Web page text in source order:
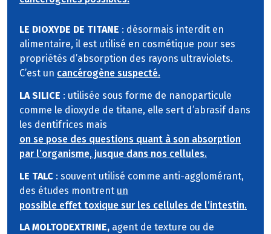
LE DIOXYDE DE TITANE : désormais interdit en
alimentaire, il est utilisé en cosmétique pour ses
propriétés d’absorption des rayons ultraviolets.
C’est un cancérogène suspecté.
LA SILICE : utilisée sous forme de nanoparticule
comme le dioxyde de titane, elle sert d’abrasif dans
les dentifrices mais
on se pose des questions quant à son absorption
par l’organisme, jusque dans nos cellules.
LE TALC : souvent utilisé comme anti-agglomérant,
des études montrent un
possible effet toxique sur les cellules de l’intestin.
LA MOLTODEXTRINE, agent de texture ou de